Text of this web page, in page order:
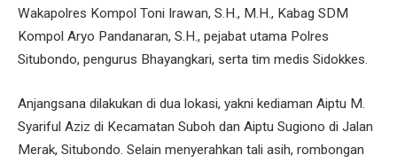
Wakapolres Kompol Toni Irawan, S.H., M.H., Kabag SDM
Kompol Aryo Pandanaran, S.H., pejabat utama Polres
Situbondo, pengurus Bhayangkari, serta tim medis Sidokkes.
Anjangsana dilakukan di dua lokasi, yakni kediaman Aiptu M.
Syariful Aziz di Kecamatan Suboh dan Aiptu Sugiono di Jalan
Merak, Situbondo. Selain menyerahkan tali asih, rombongan